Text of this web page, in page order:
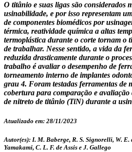
O titânio e suas ligas são considerados
usinabilidade, e por isso representam
de componentes biomédicos por
térmica, reatividade química a altas
termoplástica durante o corte tornam o
de trabalhar. Nesse sentido, a vida da
reduzida drasticamente durante o
trabalho é avaliar o desempenho de
torneamento interno de implantes
grau 4. Foram testadas ferramentas de
cobertura para comparação e
de nitreto de titânio (TiN) durante a
Atualizado em: 28/11/2023
Autor(es): I. M. Baberge, R. S. Signorelli, W. E.
Yamakami, C. L. F. de Assis e J. Gallego